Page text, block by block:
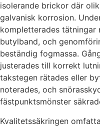
isolerande brickor där
galvanisk korrosion.
kompletterades tätningar
butylband, och
beständig fogmassa.
justerades till korrekt
takstegen rätades eller
noterades, och
fästpunktsmönster
Kvalitetssäkringen